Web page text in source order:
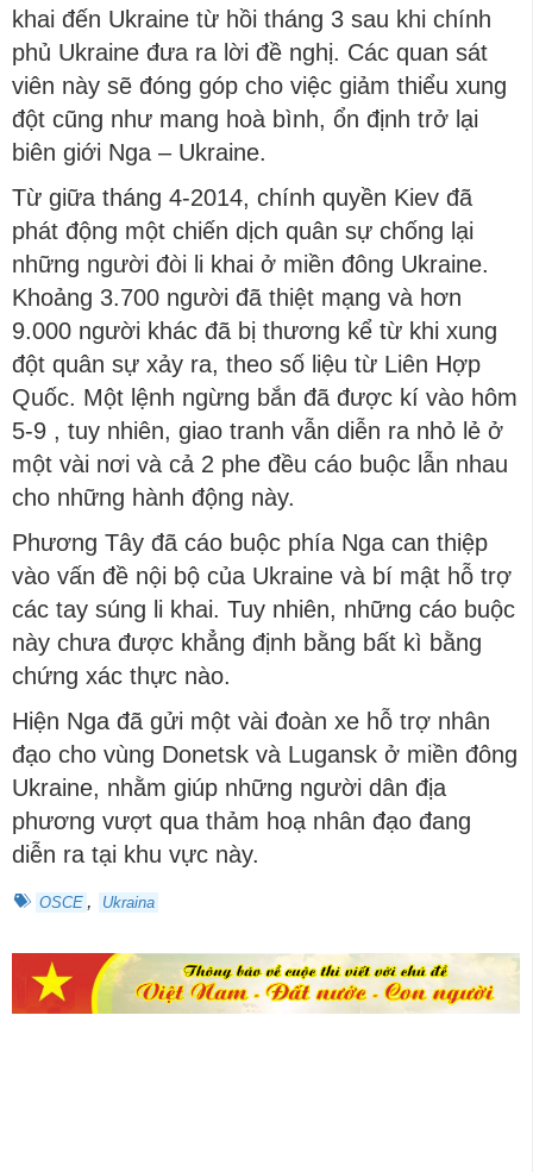
khai đến Ukraine từ hồi tháng 3 sau khi chính
phủ Ukraine đưa ra lời đề nghị. Các quan sát
viên này sẽ đóng góp cho việc giảm thiểu xung
đột cũng như mang hoà bình, ổn định trở lại
biên giới Nga – Ukraine.
Từ giữa tháng 4-2014, chính quyền Kiev đã
phát động một chiến dịch quân sự chống lại
những người đòi li khai ở miền đông Ukraine.
Khoảng 3.700 người đã thiệt mạng và hơn
9.000 người khác đã bị thương kể từ khi xung
đột quân sự xảy ra, theo số liệu từ Liên Hợp
Quốc. Một lệnh ngừng bắn đã được kí vào hôm
5-9 , tuy nhiên, giao tranh vẫn diễn ra nhỏ lẻ ở
một vài nơi và cả 2 phe đều cáo buộc lẫn nhau
cho những hành động này.
Phương Tây đã cáo buộc phía Nga can thiệp
vào vấn đề nội bộ của Ukraine và bí mật hỗ trợ
các tay súng li khai. Tuy nhiên, những cáo buộc
này chưa được khẳng định bằng bất kì bằng
chứng xác thực nào.
Hiện Nga đã gửi một vài đoàn xe hỗ trợ nhân
đạo cho vùng Donetsk và Lugansk ở miền đông
Ukraine, nhằm giúp những người dân địa
phương vượt qua thảm hoạ nhân đạo đang
diễn ra tại khu vực này.
OSCE , Ukraina